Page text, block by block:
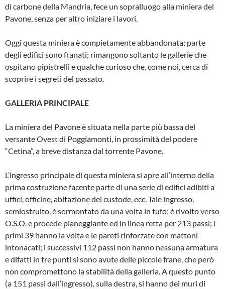
di carbone della Mandria, fece un sopralluogo alla minie­ra del
Pavone, senza per altro iniziare i lavori.
Oggi questa miniera è compietamente abbandonata; parte
degli edifici sono franati; rimangono soltanto le gallerie che
ospitano pipistrelli e qual­che curioso che, come noi, cerca di
scoprire i segreti del passato.
GALLERIA PRINCIPALE
La miniera del Pavone è situata nella parte più bassa del
versante Ovest di Poggiamonti, in prossimità del podere
“Cetina”, a breve distanza dal torrente Pavone.
L’ingresso principale di questa mi­niera si apre all’interno della
prima costruzione facente parte di una serie di edifici adibiti a
uffici, officine, abita­zione del custode, ecc. Tale ingresso,
semiostruito, è sormontato da una volta in tufo; è rivolto verso
O.S.O. e procede pianeggiante ed in linea retta per 213 passi; i
primi 39 hanno la volta e le pareti rinforzate con mattoni
intonacati; i successivi 112 passi non hanno nes­suna armatura
e difatti in tre punti si sono avute delle piccole frane, che però
non compromettono la stabilità della galleria. A questo punto
(a 151 passi dall’ingresso), sulla destra, si hanno dei muri di